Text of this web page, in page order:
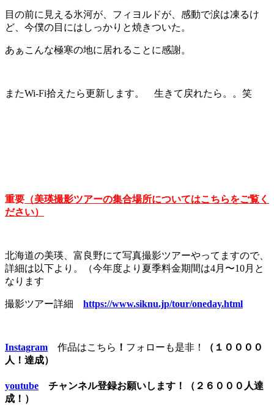
目の前に見える氷河が、フィヨルドが、感動で涙は凍るけ
ど、今僕の目にはしっかりと焼きついた。
あぁこんな極寒の地に居れることに感謝。
またWi-Fi拾えたら更新します。 生きて戻れたら。。笑
重要 （美瑛撮影ツアーの集合場所についてはこちらをご覧く
ださい）
北海道の美瑛、富良野にて写真撮影ツアーやってますので、
詳細は以下より。（今年度より夏季料金期間は4月〜10月と
なります
撮影ツアー詳細 https://www.siknu.jp/tour/oneday.html
Instagram 作品はこちら ！ フォローも是非！
（１００００
人！達成）
youtube チャンネル登録お願いします！（２６０００人達
成！）